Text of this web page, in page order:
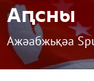
Аԥсны
Ажәабжьқәа